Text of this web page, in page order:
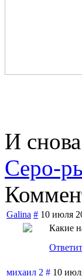
И
Серо-
Galina # 10 июля
Какие
михаил 2 # 10